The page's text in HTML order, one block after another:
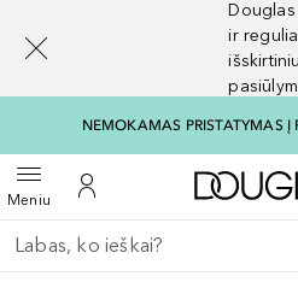
ir
NEMOKAMAS PRISTATYMAS
MeniuAtidaryti meniuĮ mano paskyrą
Grįžk atgal
Vykdykite paiešką
[navigation.slideout.screenreader]